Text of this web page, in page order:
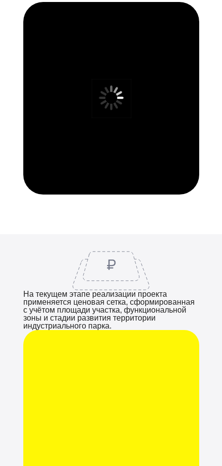
На текущем этапе реализации проекта
применяется ценовая сетка, сформированная
с учётом площади участка, функциональной
зоны и стадии развития территории
индустриального парка.